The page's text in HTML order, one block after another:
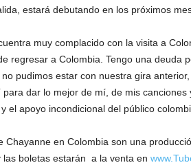
estará debutando en los próximos
muy complacido con la visita a
regresar a Colombia. Tengo una deuda
pudimos estar con nuestra gira
dar lo mejor de mí, de mis
el apoyo incondicional del público
Chayanne en Colombia son una
las boletas estarán a la venta en